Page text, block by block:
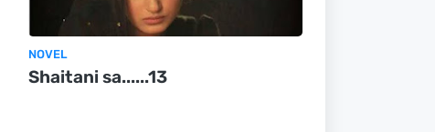
NOVEL
Shaitani sa......13